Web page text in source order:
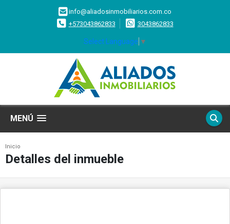
info@aliadosinmobiliarios.com.co
+573043862833
3043862833
Select Language ▼
MENÚ
Inicio
Detalles del inmueble